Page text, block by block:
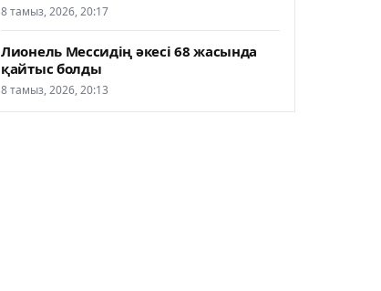
8 тамыз, 2026, 20:17
Лионель Мессидің әкесі 68 жасында
қайтыс болды
8 тамыз, 2026, 20:13